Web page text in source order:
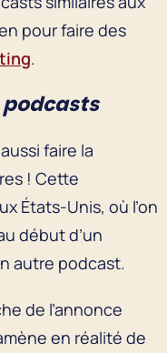
pour faire des
.
podcasts
faire la
! Cette
États-Unis, où l’on
début d’un
autre podcast.
de l’annonce
en réalité de